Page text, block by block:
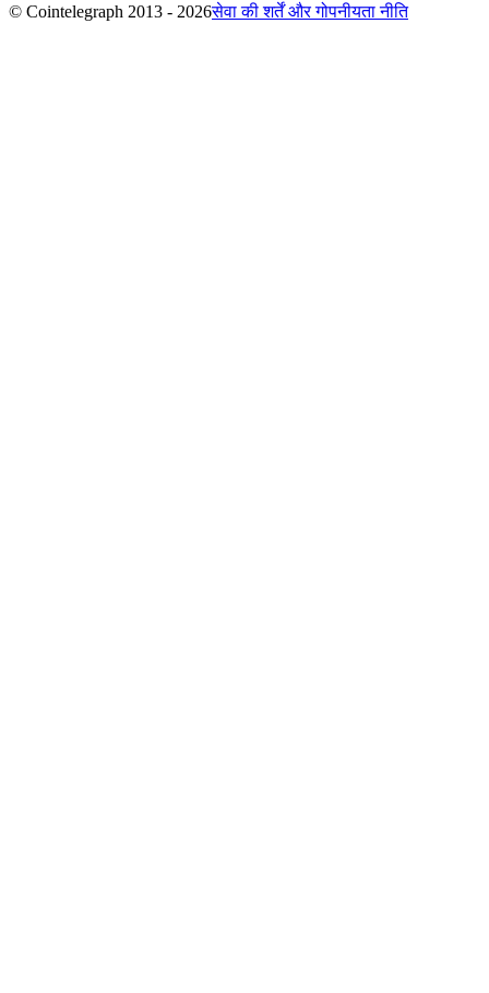
© Cointelegraph 2013 - 2026सेवा की शर्तें और गोपनीयता नीति